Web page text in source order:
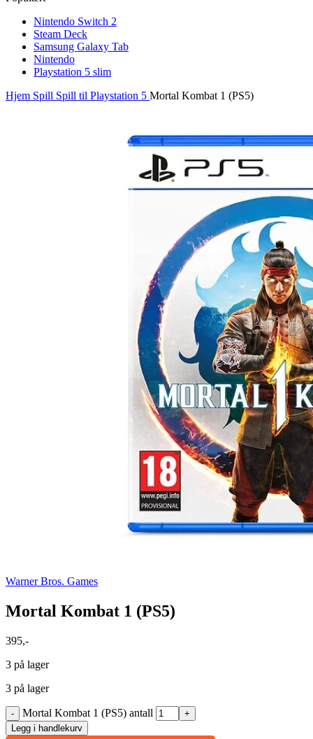
Nintendo Switch 2
Steam Deck
Samsung Galaxy Tab
Nintendo
Playstation 5 slim
Hjem Spill Spill til Playstation 5 Mortal Kombat 1 (PS5)
Warner Bros. Games
Mortal Kombat 1 (PS5)
395,-
3 på lager
3 på lager
Mortal Kombat 1 (PS5) antall
Legg i handlekurv